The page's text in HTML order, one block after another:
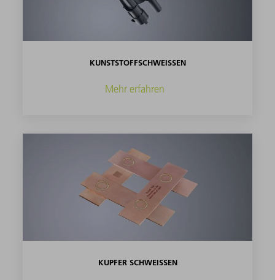
KUNSTSTOFFSCHWEISSEN
Mehr erfahren
KUPFER SCHWEISSEN